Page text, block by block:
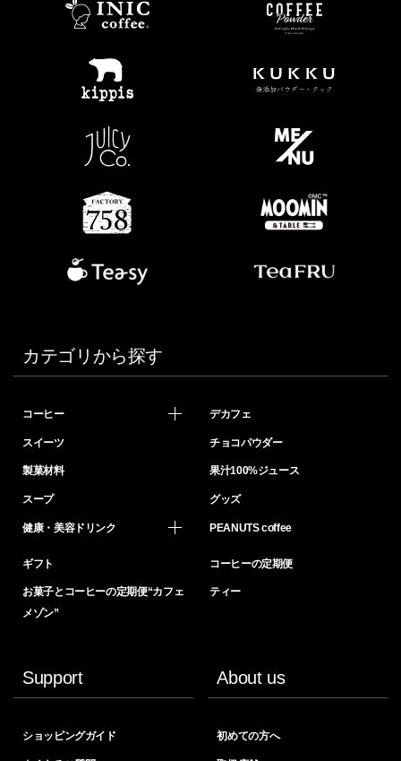
カテゴリから探す
コーヒー デカフェ
スイーツ チョコパウダー
製菓材料 果汁100%ジュース
スープ グッズ
健康・美容ドリンク PEANUTS coffee
ギフト コーヒーの定期便
お菓子とコーヒーの定期便“カフェ
メゾン”
ティー
Support
ショッピングガイド
About us
初めての方へ